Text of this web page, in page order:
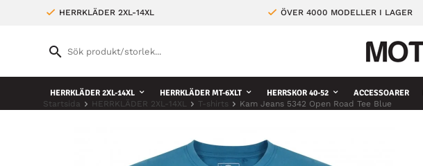
HERRKLÄDER 2XL-14XL ÖVER 4000 MODELLER I LAGER
HERRKLÄDER 2XL-14XL HERRKLÄDER MT-6XLT HERRSKOR 40-52 ACCESSOARER
Startsida HERRKLÄDER 2XL-14XL T-shirts Kam Jeans 5342 Open Road Tee Blue